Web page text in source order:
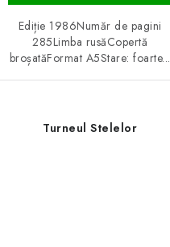
Ediție 1986Număr de pagini
285Limba rusăCopertă
broșatăFormat A5Stare: foarte...
Turneul Stelelor